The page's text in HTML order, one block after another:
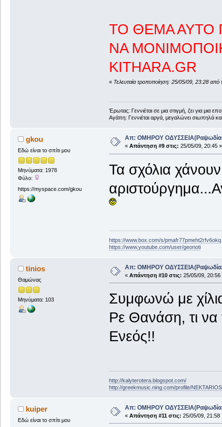
ΤΟ ΘΕΜΑ ΑΥΤΟ
ΝΑ
KITHARA.GR
« Τελευταία τροποποίηση: 25/05/09, 23:28 από
Έρωτας: Γεννιέται σε μια στιγμή, ζει για μια
Αγάπη: Γεννιέται αργά, μεγαλώνει σιωπηλά
gkou
Εδώ είναι το σπίτι μου
Μηνύματα: 1978
Φύλο:
https://myspace.com/gkou
Απ: ΟΜΗΡΟΥ ΟΔΥΣΣΕΙΑ(Ραψωδία
« Απάντηση #9 στις: 25/05/09, 20:45 »
Τα σχόλια
https://www.box.com/s/pmafr77pmeht2rfv6okq
https://www.youtube.com/user/geonoti
tinios
Θαμώνας
Μηνύματα: 103
Απ: ΟΜΗΡΟΥ ΟΔΥΣΣΕΙΑ(Ραψωδία
« Απάντηση #10 στις: 25/05/09, 20:56
Συμφωνώ με
Ρε Θανάση, τι
Ενεός!!
http://kalyterotera.blogspot.com/
http://greekmusic.ning.com/profile/NEKTARIOS
kuiper
Εδώ είναι το σπίτι μου
Απ: ΟΜΗΡΟΥ ΟΔΥΣΣΕΙΑ(Ραψωδία
« Απάντηση #11 στις: 25/05/09, 21:58